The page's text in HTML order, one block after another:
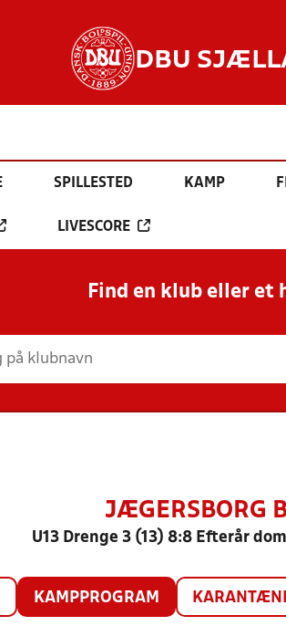
DBU
SPILLESTED KAMP
LIVESCORE
Find en klub eller et
JÆGERSBORG
U13 Drenge 3 (13) 8:8 Efterår
KAMPPROGRAM